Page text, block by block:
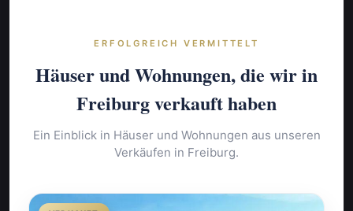
ERFOLGREICH VERMITTELT
Häuser und Wohnungen, die wir in
Freiburg verkauft haben
Ein Einblick in Häuser und Wohnungen aus unseren
Verkäufen in Freiburg.